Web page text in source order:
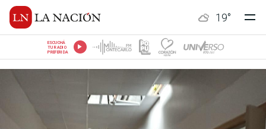
19°
ESCUCHÁ
TU RADIO
PREFERIDA